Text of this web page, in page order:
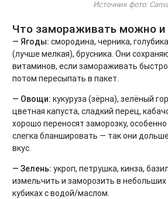
Источник фото:
Что замораживать можно и
— Ягоды: смородина, черника,
(лучше мелкая), брусника. Они
витаминов, если замораживать
потом пересыпать в пакет.
— Овощи: кукуруза (зёрна), зелёный
цветная капуста, сладкий перец,
хорошо переносят заморозку,
слегка бланшировать — так они
вкус.
— Зелень: укроп, петрушка, кинза,
измельчить и заморозить в небольших
кубиках с водой/маслом.